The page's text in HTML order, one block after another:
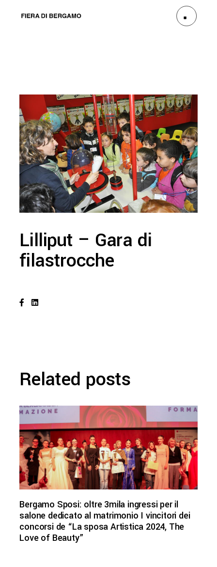
Lilliput – Gara di
filastrocche
Related posts
Bergamo Sposi: oltre 3mila ingressi per il
salone dedicato al matrimonio I vincitori dei
concorsi de “La sposa Artistica 2024, The
Love of Beauty”